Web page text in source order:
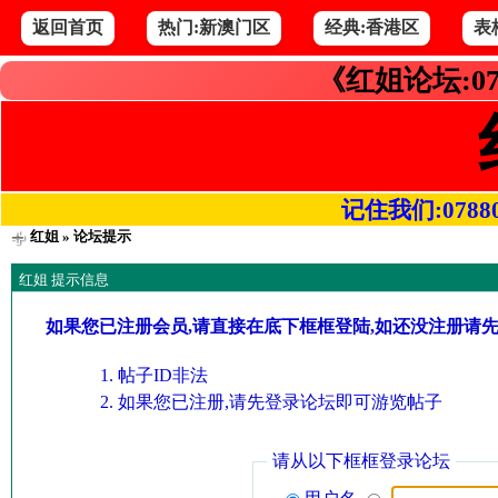
返回首页 热门:新澳门区 经典:香港区 表
《红姐论坛
记住我们
红姐» 论坛提示
红姐 提示信息
如果您已注册会员,请直接在底下框框登陆,如还没注册请
帖子ID非法
如果您已注册,请先登录论坛即可游览帖子
请从以下框框登录论坛